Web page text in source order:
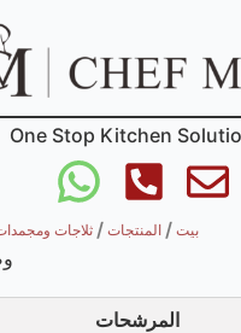
One Stop Kitchen
بيت / المنتجات / ثلاجات
المرشحات